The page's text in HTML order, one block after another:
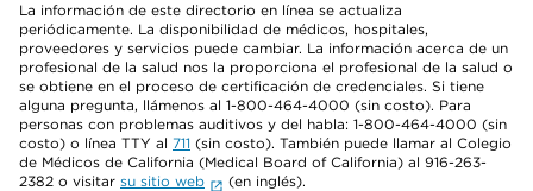
La información de este directorio en línea se actualiza
periódicamente. La disponibilidad de médicos, hospitales,
proveedores y servicios puede cambiar. La información acerca de un
profesional de la salud nos la proporciona el profesional de la salud o
se obtiene en el proceso de certificación de credenciales. Si tiene
alguna pregunta, llámenos al 1-800-464-4000 (sin costo). Para
personas con problemas auditivos y del habla: 1-800-464-4000 (sin
costo) o línea TTY al 711 (sin costo). También puede llamar al Colegio
de Médicos de California (Medical Board of California) al 916-263-
2382 o visitar su sitio web
(en inglés).